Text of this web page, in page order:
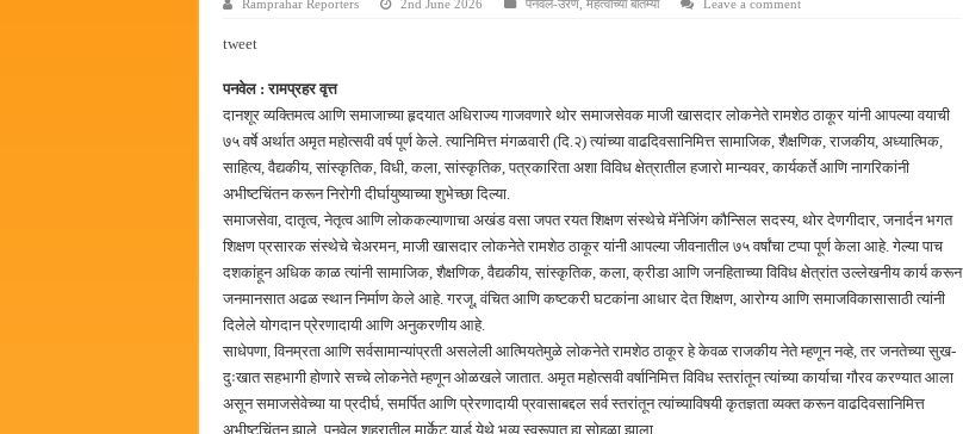
छत्रपती शिवाजी महाराज महाराजस्व समाधान शिबिरास पनवेलमध्ये उत्स्फूर्त प्रतिसाद
Ramprahar Reporters 2nd June 2026 पनवेल-उरण महत्वाच्या बातम्या Leave a comment
tweet
पनवेल : रामप्रहर वृत्त
दानशूर व्यक्तिमत्व आणि समाजाच्या हृदयात अधिराज्य गाजवणारे थोर समाजसेवक माजी खासदार लोकनेते रामशेठ ठाकूर यांनी आपल्या वयाची
७५ वर्षे अर्थात अमृत महोत्सवी वर्ष पूर्ण केले. त्यानिमित्त मंगळवारी (दि.२) त्यांच्या वाढदिवसानिमित्त सामाजिक, शैक्षणिक, राजकीय, अध्यात्मिक,
साहित्य, वैद्यकीय, सांस्कृतिक, विधी, कला, सांस्कृतिक, पत्रकारिता अशा विविध क्षेत्रातील हजारो मान्यवर, कार्यकर्ते आणि नागरिकांनी
अभीष्टचिंतन करून निरोगी दीर्घायुष्याच्या शुभेच्छा दिल्या.
समाजसेवा, दातृत्व, नेतृत्व आणि लोककल्याणाचा अखंड वसा जपत रयत शिक्षण संस्थेचे मॅनेजिंग कौन्सिल सदस्य, थोर देणगीदार, जनार्दन भगत
शिक्षण प्रसारक संस्थेचे चेअरमन, माजी खासदार लोकनेते रामशेठ ठाकूर यांनी आपल्या जीवनातील ७५ वर्षांचा टप्पा पूर्ण केला आहे. गेल्या पाच
दशकांहून अधिक काळ त्यांनी सामाजिक, शैक्षणिक, वैद्यकीय, सांस्कृतिक, कला, क्रीडा आणि जनहिताच्या विविध क्षेत्रांत उल्लेखनीय कार्य करून
जनमानसात अढळ स्थान निर्माण केले आहे. गरजू, वंचित आणि कष्टकरी घटकांना आधार देत शिक्षण, आरोग्य आणि समाजविकासासाठी त्यांनी
दिलेले योगदान प्रेरणादायी आणि अनुकरणीय आहे.
साधेपणा, विनम्रता आणि सर्वसामान्यांप्रती असलेली आत्मियतेमुळे लोकनेते रामशेठ ठाकूर हे केवळ राजकीय नेते म्हणून नव्हे, तर जनतेच्या सुख-
दुःखात सहभागी होणारे सच्चे लोकनेते म्हणून ओळखले जातात. अमृत महोत्सवी वर्षानिमित्त विविध स्तरांतून त्यांच्या कार्याचा गौरव करण्यात आला
असून समाजसेवेच्या या प्रदीर्घ, समर्पित आणि प्रेरणादायी प्रवासाबद्दल सर्व स्तरांतून त्यांच्याविषयी कृतज्ञता व्यक्त करून वाढदिवसानिमित्त
अभीष्टचिंतन झाले. पनवेल शहरातील मार्केट यार्ड येथे भव्य स्वरूपात हा सोहळा झाला.